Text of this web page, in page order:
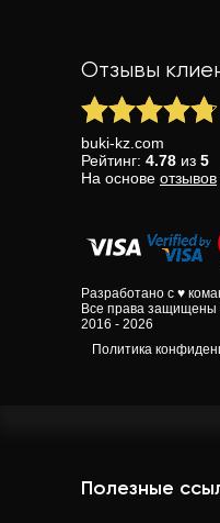
Отзывы
buki-kz.com
Рейтинг: 4.78 из 5
На основе отзывов
Разработано с ♥
Все права
2016 - 2026
Политика
Полезные